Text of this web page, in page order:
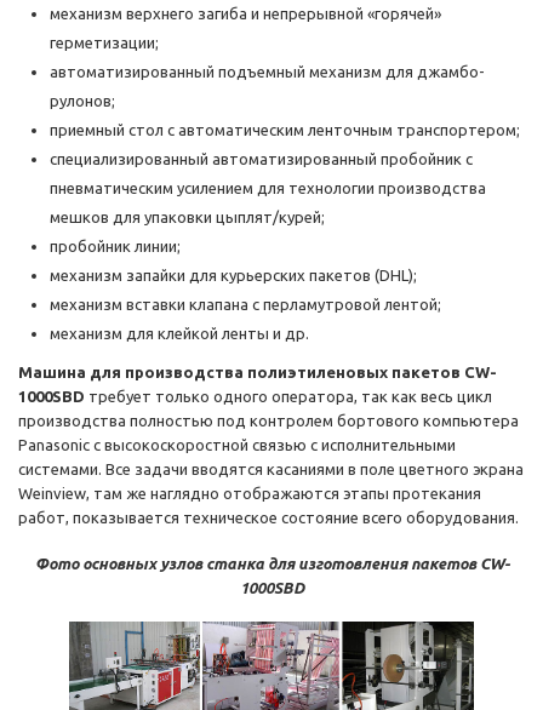
механизм верхнего загиба и непрерывной «горячей»
герметизации;
автоматизированный подъемный механизм для джамбо-
рулонов;
приемный стол с автоматическим ленточным транспортером;
специализированный автоматизированный пробойник с
пневматическим усилением для технологии производства
мешков для упаковки цыплят/курей;
пробойник линии;
механизм запайки для курьерских пакетов (DHL);
механизм вставки клапана с перламутровой лентой;
механизм для клейкой ленты и др.
Машина для производства полиэтиленовых пакетов CW-
1000SBD требует только одного оператора, так как весь цикл
производства полностью под контролем бортового компьютера
Panasonic с высокоскоростной связью с исполнительными
системами. Все задачи вводятся касаниями в поле цветного экрана
Weinview, там же наглядно отображаются этапы протекания
работ, показывается техническое состояние всего оборудования.
Фото основных узлов станка для изготовления пакетов CW-
1000SBD